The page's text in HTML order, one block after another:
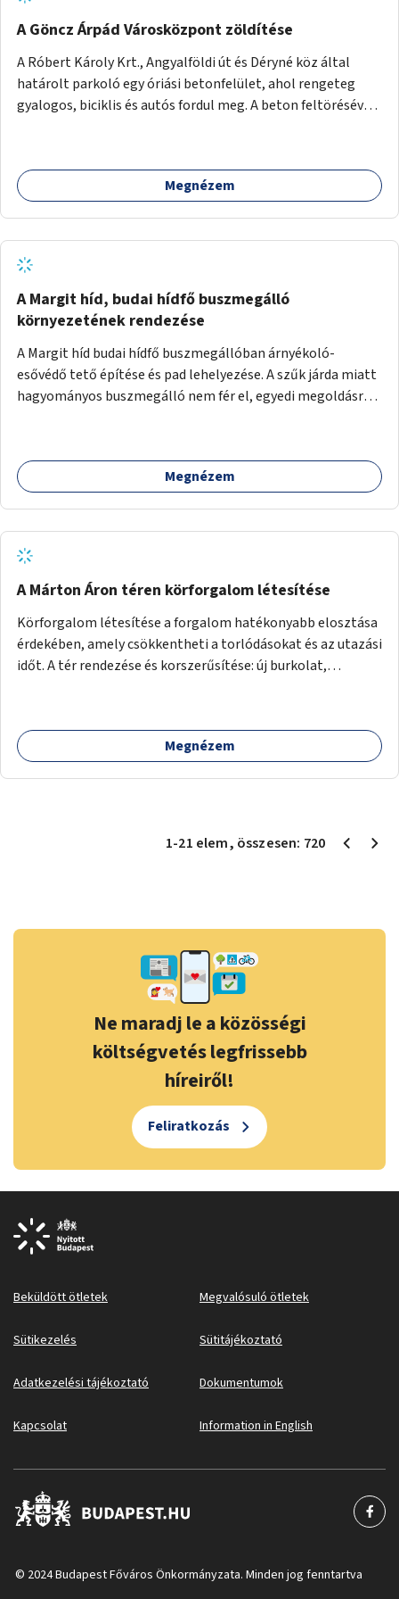
A Göncz Árpád Városközpont zöldítése
A Róbert Károly Krt., Angyalföldi út és Déryné köz által
határolt parkoló egy óriási betonfelület, ahol rengeteg
gyalogos, biciklis és autós fordul meg. A beton feltörésével,
menti járda és a parkoló közé kellene egy zöld sáv,
virágágyásokkal a meglévő fák alá, a lakóépület felőli két
Megnézem
A Margit híd, budai hídfő buszmegálló
környezetének rendezése
A Margit híd budai hídfő buszmegállóban árnyékoló-
esővédő tető építése és pad lehelyezése. A szűk járda miatt
hagyományos buszmegálló nem fér el, egyedi megoldásra
Megnézem
A Márton Áron téren körforgalom létesítése
Körforgalom létesítése a forgalom hatékonyabb elosztása
érdekében, amely csökkentheti a torlódásokat és az utazási
időt. A tér rendezése és korszerűsítése: új burkolat,
időznek.
Megnézem
1-21 elem, összesen: 720
Ne maradj le a közösségi
költségvetés legfrissebb
híreiről!
Feliratkozás
Beküldött ötletek Megvalósuló ötletek
Sütikezelés Sütitájékoztató
Adatkezelési tájékoztató Dokumentumok
Kapcsolat Information in English
© 2024 Budapest Főváros Önkormányzata. Minden jog fenntartva